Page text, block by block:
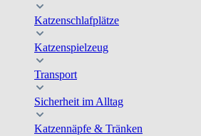
Katzenschlafplätze
Katzenspielzeug
Transport
Sicherheit im Alltag
Katzennäpfe & Tränken